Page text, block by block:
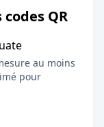
QR
au moins
pour